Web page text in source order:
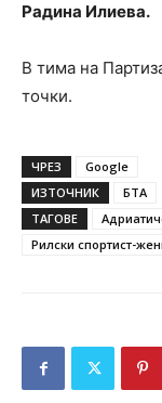
Радина Илиева.
В тима на
точки.
ЧРЕЗ
Google
ИЗТОЧНИК
БТА
ТАГОВЕ
Рилски спортист-